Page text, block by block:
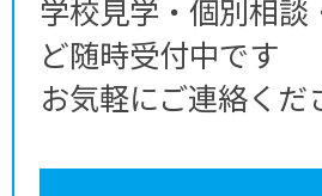
学校見学・個別相談
ど随時受付中です
お気軽にご連絡くだ